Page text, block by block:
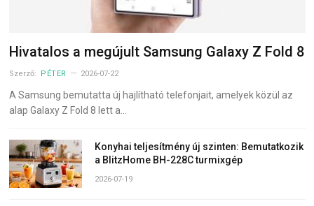
Hivatalos a megújult Samsung Galaxy Z Fold 8
Szerző: PÉTER 2026-07-22
A Samsung bemutatta új hajlítható telefonjait, amelyek közül az
alap Galaxy Z Fold 8 lett a…
Konyhai teljesítmény új szinten: Bemutatkozik
a BlitzHome BH-228C turmixgép
2026-07-19